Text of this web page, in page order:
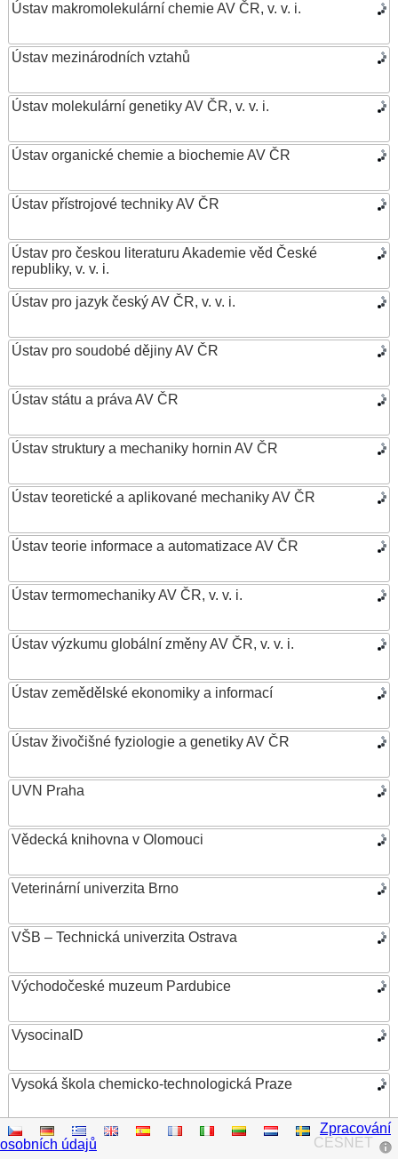
Ústav makromolekulární chemie AV ČR, v. v. i.
Ústav mezinárodních vztahů
Ústav molekulární genetiky AV ČR, v. v. i.
Ústav organické chemie a biochemie AV ČR
Ústav přístrojové techniky AV ČR
Ústav pro českou literaturu Akademie věd České
republiky, v. v. i.
Ústav pro jazyk český AV ČR, v. v. i.
Ústav pro soudobé dějiny AV ČR
Ústav státu a práva AV ČR
Ústav struktury a mechaniky hornin AV ČR
Ústav teoretické a aplikované mechaniky AV ČR
Ústav teorie informace a automatizace AV ČR
Ústav termomechaniky AV ČR, v. v. i.
Ústav výzkumu globální změny AV ČR, v. v. i.
Ústav zemědělské ekonomiky a informací
Ústav živočišné fyziologie a genetiky AV ČR
UVN Praha
Vědecká knihovna v Olomouci
Veterinární univerzita Brno
VŠB – Technická univerzita Ostrava
Východočeské muzeum Pardubice
VysocinaID
Vysoká škola chemicko-technologická Praze
Vysoká škola ekonomická v Praze
CESNET
Zpracování
osobních údajů